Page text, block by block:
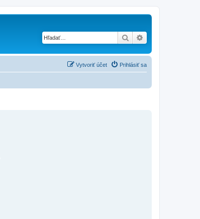
Hľadať
Prihlásiť sa
Vytvoriť účet